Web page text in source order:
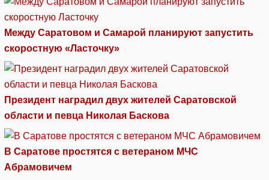
Между Саратовом и Самарой планируют запустить
скоростную «Ласточку»
Президент наградил двух жителей Саратовской
области и певца Николая Баскова
В Саратове простятся с ветераном МЧС
Абрамовичем